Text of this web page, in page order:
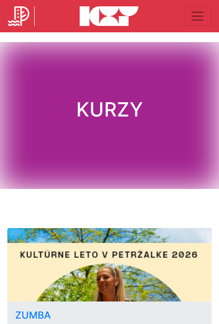
KURZY
ZUMBA